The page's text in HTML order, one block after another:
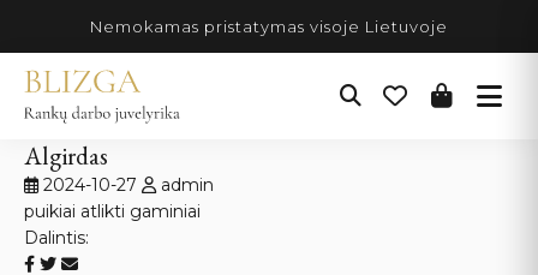
turinio
Nemokamas pristatymas visoje Lietuvoje
Algirdas
2024-10-27
admin
puikiai atlikti gaminiai
Dalintis: